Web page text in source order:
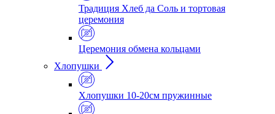
Традиция Хлеб да Соль и тортовая
церемония
Церемония обмена кольцами
Хлопушки
Хлопушки 10-20см пружинные